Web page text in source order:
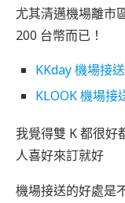
尤其清邁機場離市
200 台幣而已！
KKday 機場接送
KLOOK 機場接
我覺得雙 K 都很好
人喜好來訂就好
機場接送的好處是